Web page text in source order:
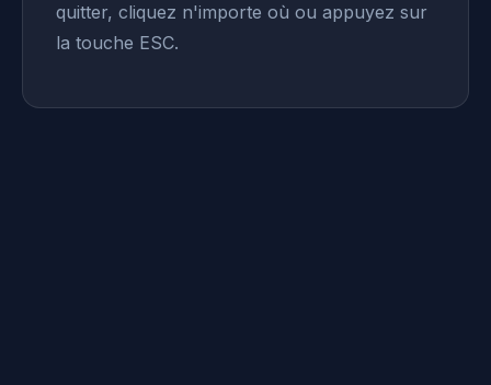
quitter, cliquez n'importe où ou appuyez sur
la touche ESC.